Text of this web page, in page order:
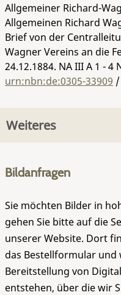
Allgemeiner Richard-
Allgemeinen Richard
Brief von der
Wagner Vereins an die
24.12.1884. NA III A 1 - 4
urn:nbn:de:0305-33909 /
Weiteres
Bildanfragen
Sie möchten Bilder in
gehen Sie bitte auf die
unserer Website. Dort
das Bestellformular
Bereitstellung von
entstehen, über die wir